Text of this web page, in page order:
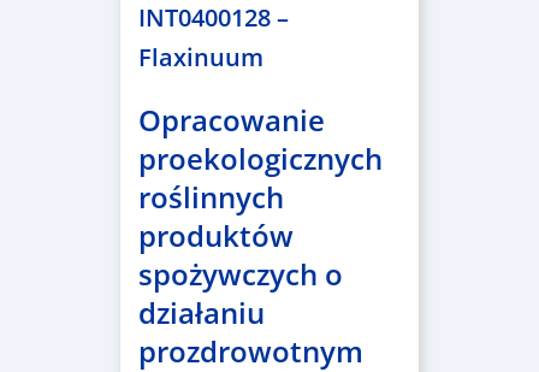
INT0400128 –
Flaxinuum
Opracowanie
proekologicznych
roślinnych
produktów
spożywczych o
działaniu
prozdrowotnym